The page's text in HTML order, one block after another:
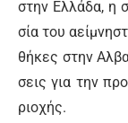
στην Ελ­λά­δα, η
σί­α του
θή­κες στην
σεις για την
ριο­χής.